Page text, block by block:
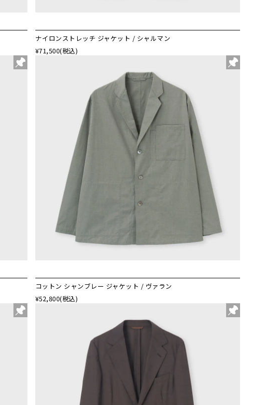
ナイロンストレッチ ジャケット / シャルマン
¥71,500(税込)
コットン シャンブレー ジャケット / ヴァラン
¥52,800(税込)